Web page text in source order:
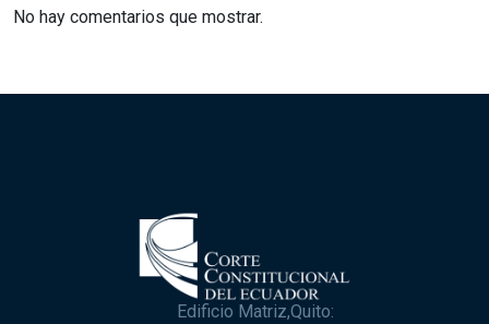
No hay comentarios que mostrar.
Edificio Matriz,Quito: